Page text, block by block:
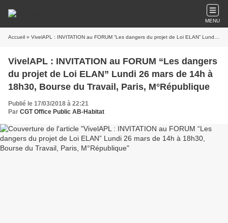
MENU
Accueil » VivelAPL : INVITATION au FORUM “Les dangers du projet de Loi ELAN” Lundi 26 mars de 14h à 18h30, Bourse du Travail, Paris, M°République
VivelAPL : INVITATION au FORUM “Les dangers
du projet de Loi ELAN” Lundi 26 mars de 14h à
18h30, Bourse du Travail, Paris, M°République
Publié le 17/03/2018 à 22:21
Par CGT Office Public AB-Habitat